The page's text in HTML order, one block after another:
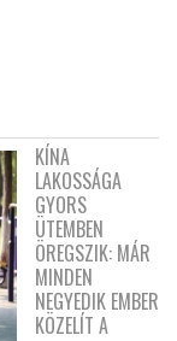
KÍNA
LAKOSSÁGA
GYORS
ÜTEMBEN
ÖREGSZIK: MÁR
MINDEN
NEGYEDIK EMBER
KÖZELÍT A